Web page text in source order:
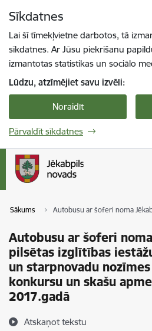
Sīkdatnes
Lai šī tīmekļvietne darbotos, tā
sīkdatnes. Ar Jūsu piekrišanu
izmantotas statistikas un sociālo
Lūdzu, atzīmējiet savu izvēli:
Noraidīt
Pārvaldīt sīkdatnes
Sākums Autobusu ar šoferi noma
Autobusu ar šoferi
pilsētas izglītības
un starpnovadu
konkursu un skašu
2017.gadā
Atskaņot tekstu